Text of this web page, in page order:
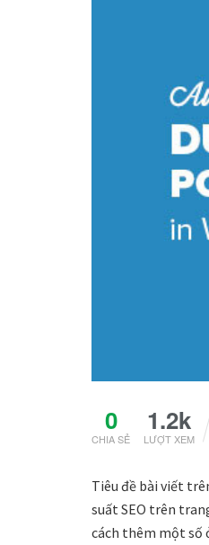
0
CHIA SẺ
1.2k
LƯỢT XEM
Tiêu đề bài viết
suất SEO trên
cách thêm một số